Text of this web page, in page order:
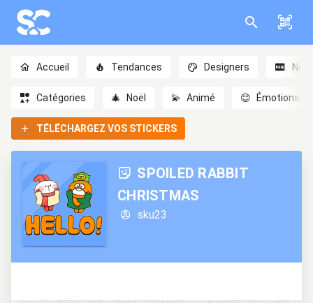
Accueil Tendances Designers
Catégories 🎄 Noël 💫 Animé 😊 Émotions
TÉLÉCHARGEZ VOS STICKERS
SPOILED RABBIT
CHRISTMAS
sku23